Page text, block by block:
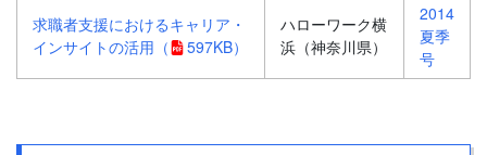
求職者支援におけるキャリア・
インサイトの活用 （ 597KB）
ハローワーク横
浜（神奈川県）
2014
夏季
号